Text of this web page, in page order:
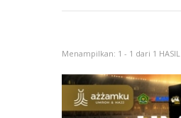
Menampilkan: 1 - 1 dari 1 HASIL